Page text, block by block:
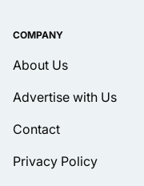
COMPANY
About Us
Advertise with Us
Contact
Privacy Policy